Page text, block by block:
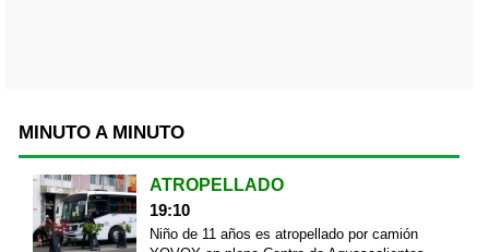
MINUTO A MINUTO
ATROPELLADO
19:10
Niño de 11 años es atropellado por camión